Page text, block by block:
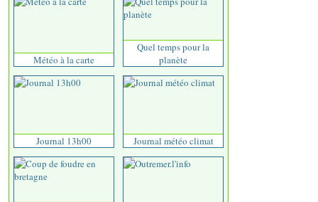
Météo à la carte
Quel temps pour la
planète
Journal 13h00 Journal météo climat